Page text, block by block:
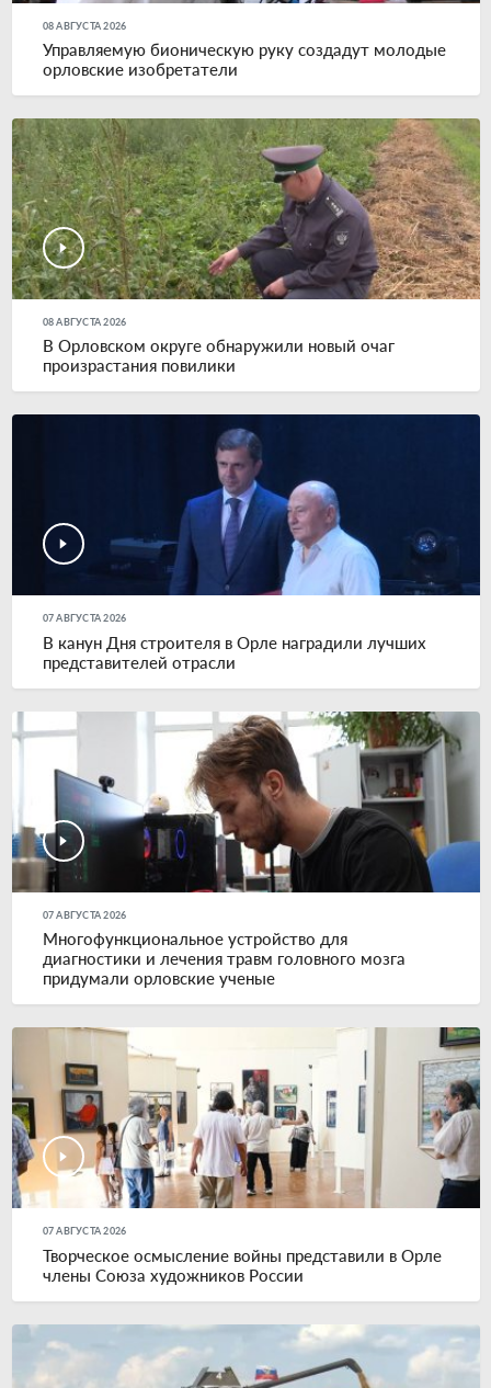
08 АВГУСТА 2026
Управляемую бионическую руку создадут молодые
орловские изобретатели
08 АВГУСТА 2026
В Орловском округе обнаружили новый очаг
произрастания повилики
07 АВГУСТА 2026
В канун Дня строителя в Орле наградили лучших
представителей отрасли
07 АВГУСТА 2026
Многофункциональное устройство для
диагностики и лечения травм головного мозга
придумали орловские ученые
07 АВГУСТА 2026
Творческое осмысление войны представили в Орле
члены Союза художников России